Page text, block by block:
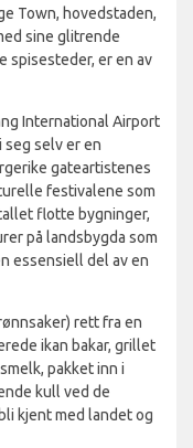
Town, hovedstaden,
sine glitrende
spisesteder, er en av
International Airport
seg selv er en
gateartistenes
festivalene som
flotte bygninger,
på landsbygda som
essensiell del av en
rett fra en
ikan bakar, grillet
pakket inn i
kull ved de
kjent med landet og